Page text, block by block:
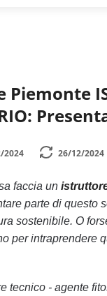
2024 26/12/2024
faccia un
parte di questo
sostenibile. O
per intraprendere
tecnico - agente